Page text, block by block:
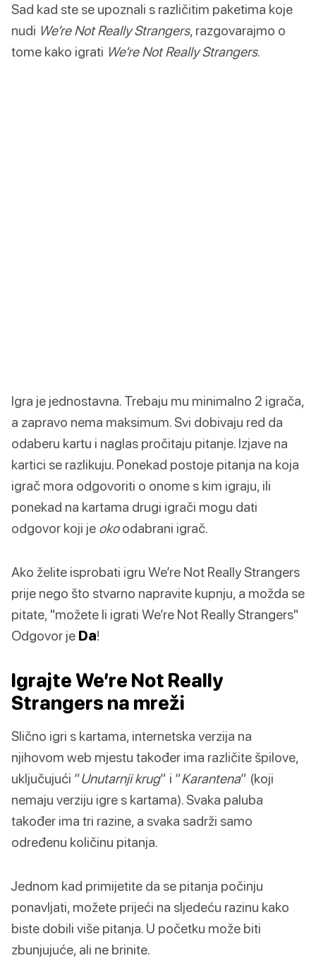
Sad kad ste se upoznali s različitim paketima koje
nudi We’re Not Really Strangers, razgovarajmo o
tome kako igrati We’re Not Really Strangers.
Igra je jednostavna. Trebaju mu minimalno 2 igrača,
a zapravo nema maksimum. Svi dobivaju red da
odaberu kartu i naglas pročitaju pitanje. Izjave na
kartici se razlikuju. Ponekad postoje pitanja na koja
igrač mora odgovoriti o onome s kim igraju, ili
ponekad na kartama drugi igrači mogu dati
odgovor koji je okoodabrani igrač.
Ako želite isprobati igru We’re Not Really Strangers
prije nego što stvarno napravite kupnju, a možda se
pitate, "možete li igrati We’re Not Really Strangers"
Odgovor je Da!
Igrajte We’re Not Really
Strangers na mreži
Slično igri s kartama, internetska verzija na
njihovom web mjestu također ima različite špilove,
uključujući “Unutarnji krug” i “Karantena” (koji
nemaju verziju igre s kartama). Svaka paluba
također ima tri razine, a svaka sadrži samo
određenu količinu pitanja.
Jednom kad primijetite da se pitanja počinju
ponavljati, možete prijeći na sljedeću razinu kako
biste dobili više pitanja. U početku može biti
zbunjujuće, ali ne brinite.